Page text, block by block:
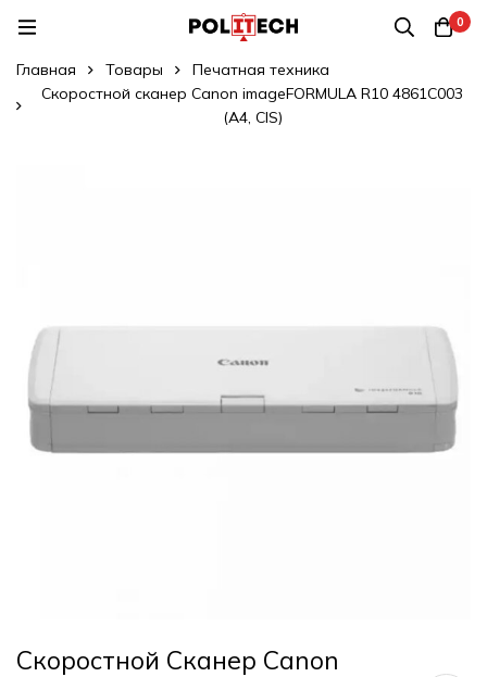
0
Главная Товары
Печатная техника
Скоростной сканер Canon imageFORMULA R10 4861C003
(A4, CIS)
Скоростной Сканер Canon